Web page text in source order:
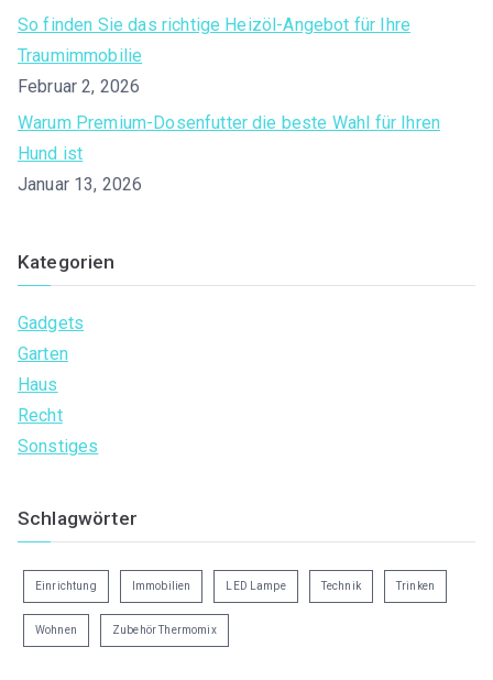
So finden Sie das richtige Heizöl-Angebot für Ihre
Traumimmobilie
Februar 2, 2026
Warum Premium-Dosenfutter die beste Wahl für Ihren
Hund ist
Januar 13, 2026
Kategorien
Gadgets
Garten
Haus
Recht
Sonstiges
Schlagwörter
Einrichtung Immobilien LED Lampe Technik Trinken
Wohnen Zubehör Thermomix